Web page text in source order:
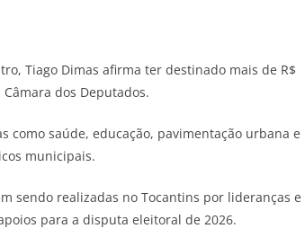
Tiago Dimas afirma ter destinado mais de R$
dos Deputados.
como saúde, educação, pavimentação urbana e
municipais.
sendo realizadas no Tocantins por lideranças e
para a disputa eleitoral de 2026.